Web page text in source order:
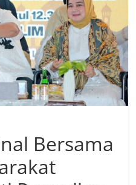
Bersama